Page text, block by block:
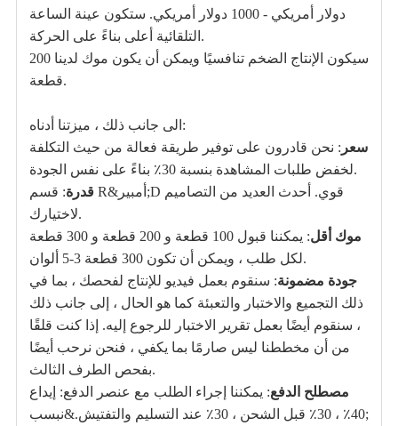
دولار أمريكي - 1000 دولار أمريكي. ستكون عينة الساعة
التلقائية أعلى بناءً على الحركة.
سيكون الإنتاج الضخم تنافسيًا ويمكن أن يكون موك لدينا 200
قطعة.
الى جانب ذلك ، ميزتنا أدناه:
سعر : نحن قادرون على توفير طريقة فعالة من حيث التكلفة
لخفض طلبات المشاهدة بنسبة 30٪ بناءً على نفس الجودة.
قدرة: قسم R&أمبير;D قوي. أحدث العديد من التصاميم
لاختيارك.
موك أقل
: يمكننا قبول 100 قطعة و 200 قطعة و 300 قطعة
لكل طلب ، ويمكن أن تكون 300 قطعة 3-5 ألوان.
جودة مضمونة: سنقوم بعمل فيديو للإنتاج لفحصك ، بما في
ذلك التجميع والاختبار والتعبئة كما هو الحال ، إلى جانب ذلك
، سنقوم أيضًا بعمل تقرير الاختبار للرجوع إليه. إذا كنت قلقًا
من أن مخططنا ليس صارمًا بما يكفي ، فنحن نرحب أيضًا
بفحص الطرف الثالث.
مصطلح الدفع: يمكننا إجراء الطلب مع عنصر الدفع: إيداع
40٪ ، 30٪ قبل الشحن ، 30٪ عند التسليم والتفتيش.&نبسب;